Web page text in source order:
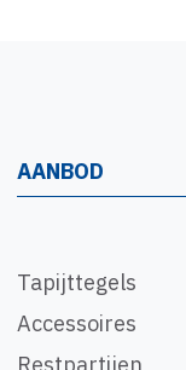
AANBOD
Tapijttegels
Accessoires
Restpartijen